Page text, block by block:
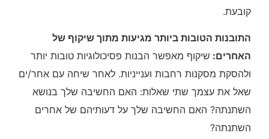
קובעת.
התובנות הטובות ביותר מגיעות מתוך שיקוף של
האחרים: שיקוף מאפשר הבנות פסיכולוגיות טובות יותר
ולהסקת מסקנות רחבות וענייניות. לאחר שיחה עם אחר/ים
שאל את עצמך שתי שאלות: האם החשיבה שלך בנושא
השתנתה? האם החשיבה שלך על דעותיהם של אחרים
השתנתה?